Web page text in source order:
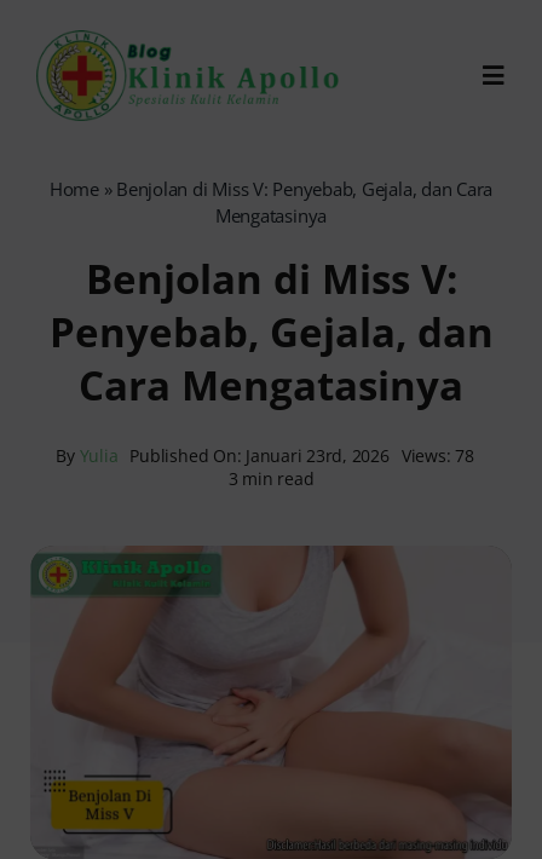
content
Reservasi Online
Search
Home» Benjolan di Miss V: Penyebab, Gejala, dan Cara
Mengatasinya
Benjolan di Miss V:
Penyebab, Gejala, dan
Cara Mengatasinya
By Yulia Published On: Januari 23rd, 2026 Views: 78
3 min read